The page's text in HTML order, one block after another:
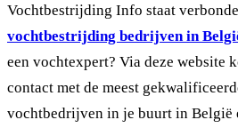
Vochtbestrijding Info staat
vochtbestrijding bedrijven in
een vochtexpert? Via deze website
contact met de meest
vochtbedrijven in je buurt in België